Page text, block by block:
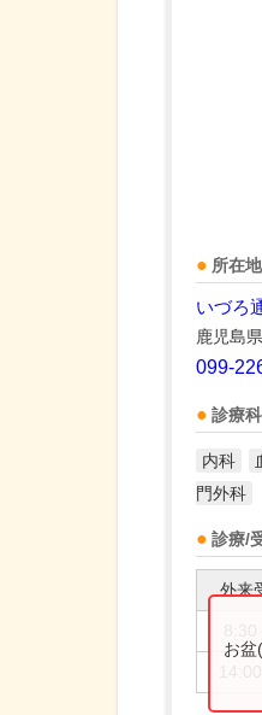
所在
いづろ
鹿児島
099-
診療科
内科
門外科
診療/
外来
お盆